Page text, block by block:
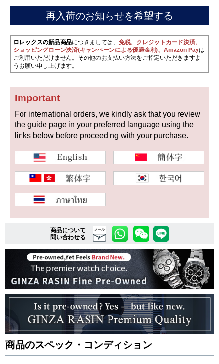
ヴァシュロン
コンスタンタン
チューダー パネライ
商品の状態から探す
中古品
WEB限定品 SALE
複数条件で商品を絞り込む
詳細検索はこちら
ご利用ガイド
GINZA RASINのプレミアムクオリティについて
送料・お支払方法
ショッピングローンの流れ
よくある質問
お問い合わせ
再入荷のお知らせを希望する
ロレックスの新品商品につきましては、 免税、クレジットカード決済、
ショッピングローン決済(キャンペーンによる優遇金利)、Amazon Payは
ご利用いただけません。その他のお支払い方法をご指定いただきますよ
うお願い申し上げます。
Important
For international orders, we kindly ask that you review
the guide page in your preferred language using the
links below before proceeding with your purchase.
商品について
問い合わせる
メール
商品のスペック・コンディション